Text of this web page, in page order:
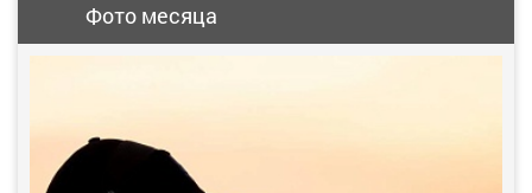
Фото месяца